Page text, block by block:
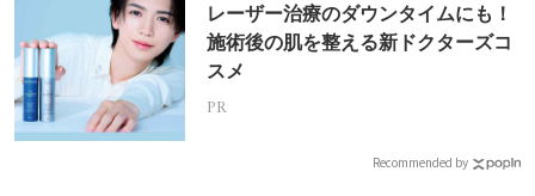
レーザー治療のダウンタイムにも！
施術後の肌を整える新ドクターズコ
スメ
PR
Recommended by